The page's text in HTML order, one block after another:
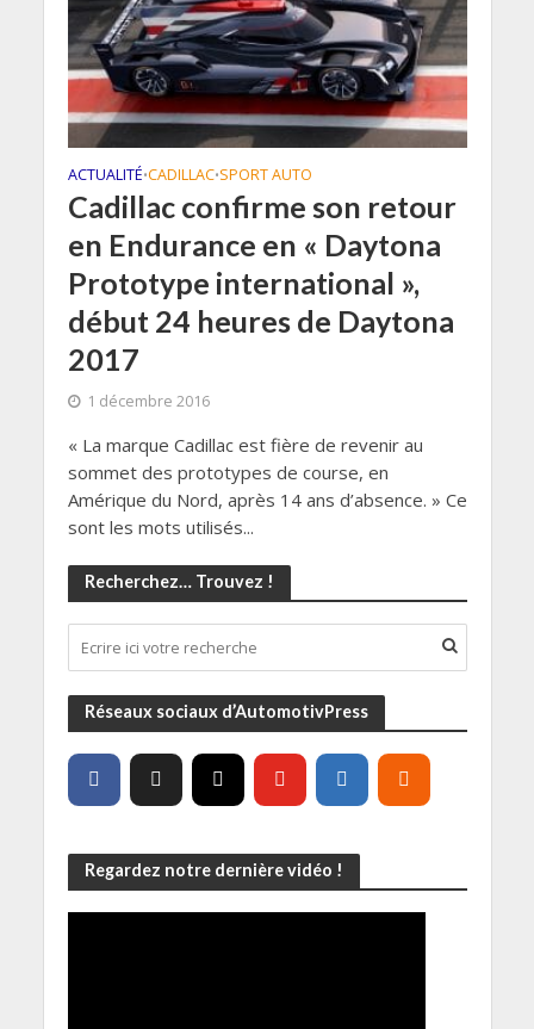
ACTUALITÉ•CADILLAC•SPORT AUTO
Cadillac confirme son retour
en Endurance en « Daytona
Prototype international »,
début 24 heures de Daytona
2017
1 décembre 2016
« La marque Cadillac est fière de revenir au
sommet des prototypes de course, en
Amérique du Nord, après 14 ans d’absence. » Ce
sont les mots utilisés...
Recherchez… Trouvez !
Réseaux sociaux d’AutomotivPress
Regardez notre dernière vidéo !